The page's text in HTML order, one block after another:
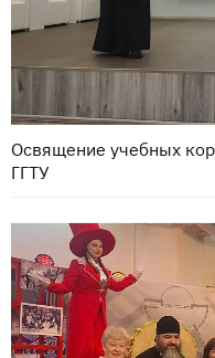
Освящение учебных
ГГТУ